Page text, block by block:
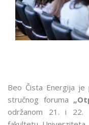
Beo Čista Energija je
stručnog foruma
održanom 21. i 22.